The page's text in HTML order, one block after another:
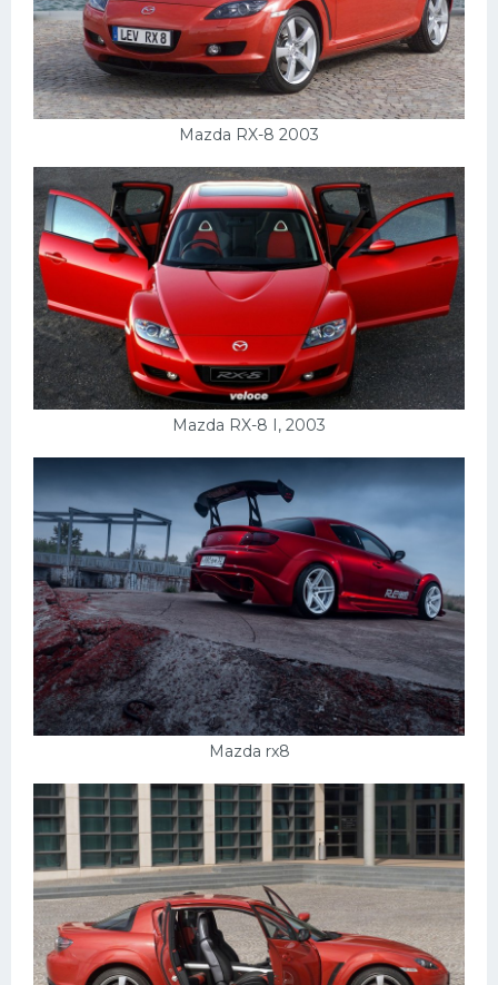
Mazda RX-8 2003
Mazda RX-8 I, 2003
Mazda rx8